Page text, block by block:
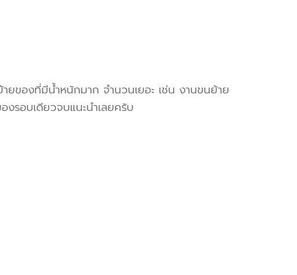
ยของที่มีน้ำหนักมาก จำนวนเยอะ เช่น งานขนย้าย
รอบเดียวจบแนะนำเลยครับ